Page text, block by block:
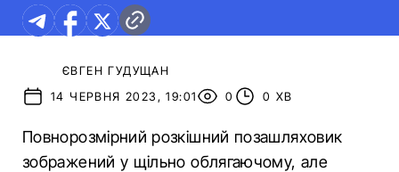
ЄВГЕН ГУДУЩАН
14 ЧЕРВНЯ 2023, 19:01
0 0 ХВ
Повнорозмірний розкішний позашляховик
зображений у щільно облягаючому, але